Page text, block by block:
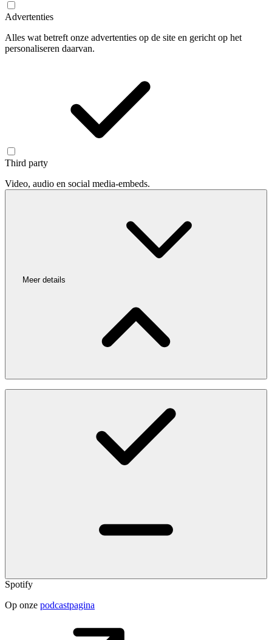
Advertenties
Alles wat betreft onze advertenties op de site en gericht op het
personaliseren daarvan.
Third party
Video, audio en social media-embeds.
Meer details
Spotify
Op onze podcastpagina